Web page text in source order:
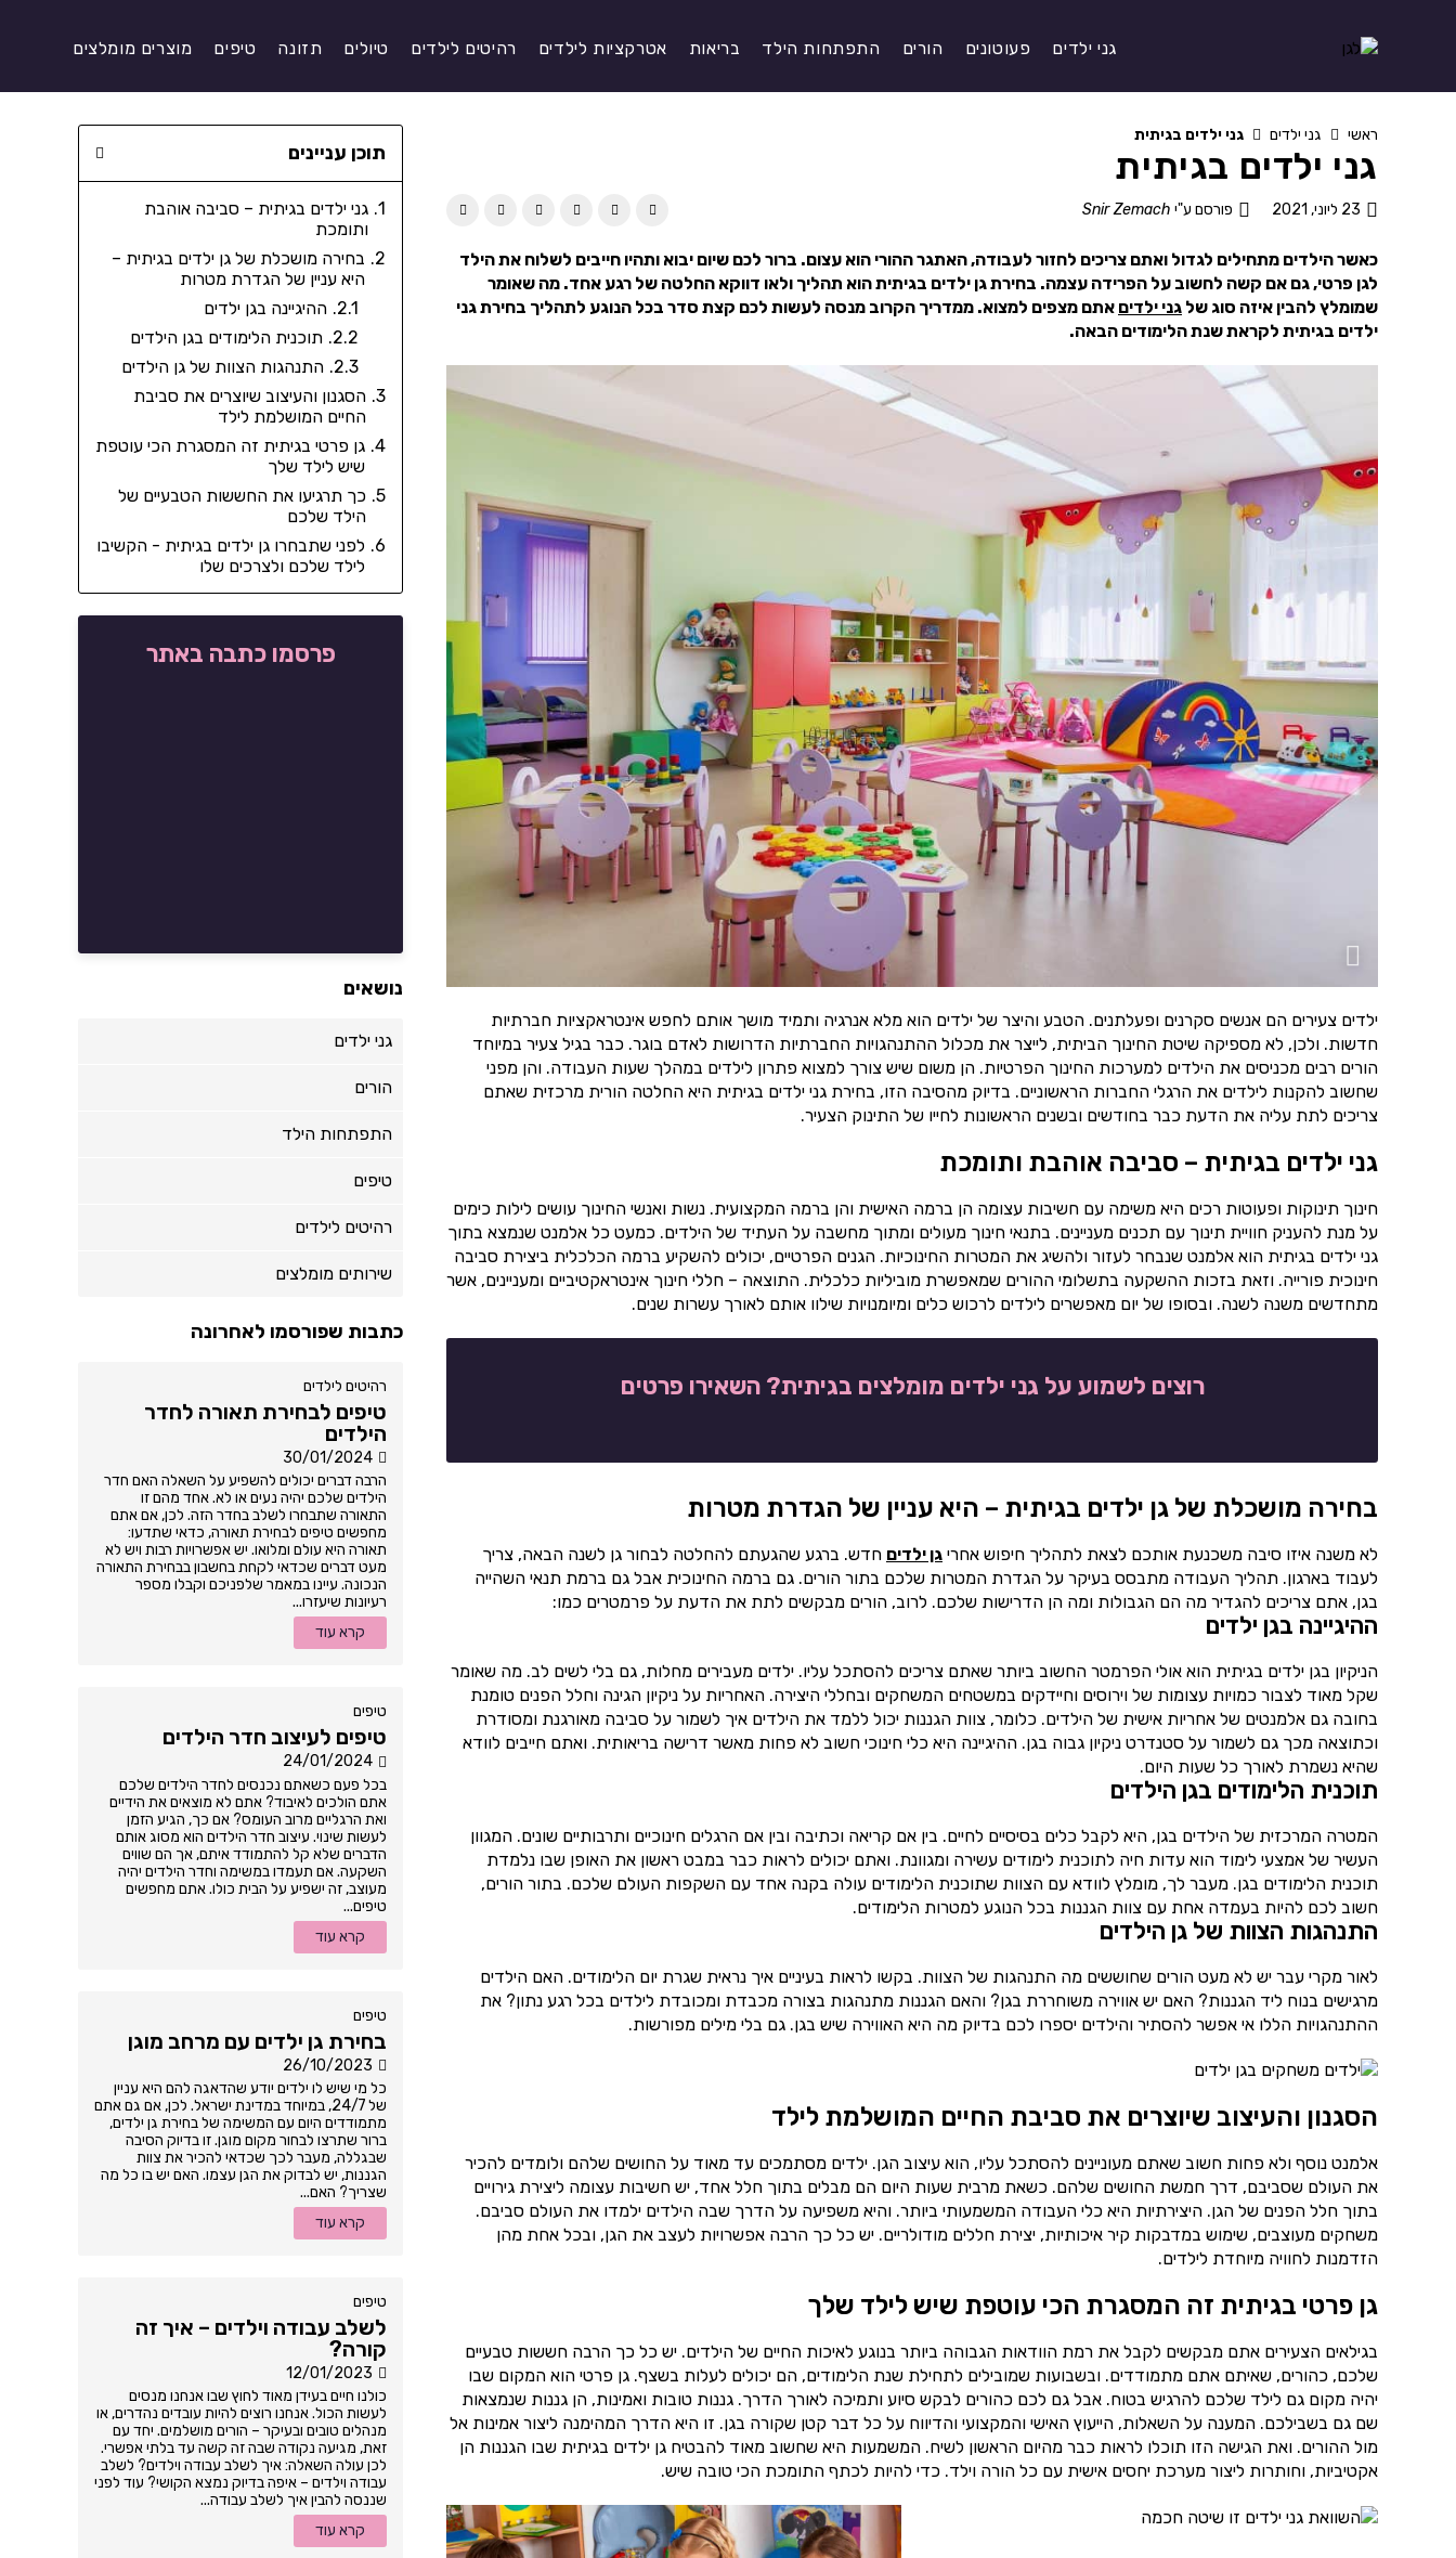
גני ילדים פעוטונים הורים התפתחות הילד בריאות אטרקציות לילדים רהיטים לילדים טיולים תזונה טיפים מוצרים מומלצים
ראשי גני ילדים גני ילדים בגיתית
גני ילדים בגיתית
23 ליוני, 2021 פורסם ע"י Snir Zemach
כאשר הילדים מתחילים לגדול ואתם צריכים לחזור לעבודה, האתגר ההורי הוא עצום. ברור לכם שיום יבוא ותהיו חייבים לשלוח את הילד
לגן פרטי, גם אם קשה לחשוב על הפרידה עצמה. בחירת גן ילדים בגיתית הוא תהליך ולאו דווקא החלטה של רגע אחד. מה שאומר
שמומלץ להבין איזה סוג של גני ילדים אתם מצפים למצוא. ממדריך הקרוב מנסה לעשות לכם קצת סדר בכל הנוגע לתהליך בחירת גני
ילדים בגיתית לקראת שנת הלימודים הבאה.
ילדים צעירים הם אנשים סקרנים ופעלתנים. הטבע והיצר של ילדים הוא מלא אנרגיה ותמיד מושך אותם לחפש אינטראקציות חברתיות
חדשות. ולכן, לא מספיקה שיטת החינוך הביתית, לייצר את מכלול ההתנהגויות החברתיות הדרושות לאדם בוגר. כבר בגיל צעיר במיוחד
הורים רבים מכניסים את הילדים למערכות החינוך הפרטיות. הן משום שיש צורך למצוא פתרון לילדים במהלך שעות העבודה. והן מפני
שחשוב להקנות לילדים את הרגלי החברות הראשוניים. בדיוק מהסיבה הזו, בחירת גני ילדים בגיתית היא החלטה הורית מרכזית שאתם
צריכים לתת עליה את הדעת כבר בחודשים ובשנים הראשונות לחייו של התינוק הצעיר.
גני ילדים בגיתית – סביבה אוהבת ותומכת
חינוך תינוקות ופעוטות רכים היא משימה עם חשיבות עצומה הן ברמה האישית והן ברמה המקצועית. נשות ואנשי החינוך עושים לילות כימים
על מנת להעניק חוויית תינוך עם תכנים מעניינים. בתנאי חינוך מעולים ומתוך מחשבה על העתיד של הילדים. כמעט כל אלמנט שנמצא בתוך
גני ילדים בגיתית הוא אלמנט שנבחר לעזור ולהשיג את המטרות החינוכיות. הגנים הפרטיים, יכולים להשקיע ברמה הכלכלית ביצירת סביבה
חינוכית פורייה. וזאת בזכות ההשקעה בתשלומי ההורים שמאפשרת מוביליות כלכלית. התוצאה – חללי חינוך אינטראקטיביים ומעניינים, אשר
מתחדשים משנה לשנה. ובסופו של יום מאפשרים לילדים לרכוש כלים ומיומנויות שילוו אותם לאורך עשרות שנים.
רוצים לשמוע על גני ילדים מומלצים בגיתית? השאירו פרטים
בחירה מושכלת של גן ילדים בגיתית – היא עניין של הגדרת מטרות
לא משנה איזו סיבה משכנעת אותכם לצאת לתהליך חיפוש אחרי גן ילדים חדש. ברגע שהגעתם להחלטה לבחור גן לשנה הבאה, צריך
לעבוד בארגון. תהליך העבודה מתבסס בעיקר על הגדרת המטרות שלכם בתור הורים. גם ברמה החינוכית אבל גם ברמת תנאי השהייה
בגן, אתם צריכים להגדיר מה הם הגבולות ומה הן הדרישות שלכם. לרוב, הורים מבקשים לתת את הדעת על פרמטרים כמו:
ההיגיינה בגן ילדים
הניקיון בגן ילדים בגיתית הוא אולי הפרמטר החשוב ביותר שאתם צריכים להסתכל עליו. ילדים מעבירים מחלות, גם בלי לשים לב. מה שאומר
שקל מאוד לצבור כמויות עצומות של וירוסים וחיידקים במשטחים המשחקים ובחללי היצירה. האחריות על ניקיון הגינה וחלל הפנים טומנת
בחובה גם אלמנטים של אחריות אישית של הילדים. כלומר, צוות הגננות יכול ללמד את הילדים איך לשמור על סביבה מאורגנת ומסודרת
וכתוצאה מכך גם לשמור על סטנדרט ניקיון גבוה בגן. ההיגיינה היא כלי חינוכי חשוב לא פחות מאשר דרישה בריאותית. ואתם חייבים לוודא
שהיא נשמרת לאורך כל שעות היום.
תוכנית הלימודים בגן הילדים
המטרה המרכזית של הילדים בגן, היא לקבל כלים בסיסיים לחיים. בין אם קריאה וכתיבה ובין אם הרגלים חינוכיים ותרבותיים שונים. המגוון
העשיר של אמצעי לימוד הוא עדות חיה לתוכנית לימודים עשירה ומגוונת. ואתם יכולים לראות כבר במבט ראשון את האופן שבו נלמדת
תוכנית הלימודים בגן. מעבר לך, מומלץ לוודא עם הצוות שתוכנית הלימודים עולה בקנה אחד עם השקפות העולם שלכם. בתור הורים,
חשוב לכם להיות בעמדה אחת עם צוות הגננות בכל הנוגע למטרות הלימודים.
התנהגות הצוות של גן הילדים
לאור מקרי עבר יש לא מעט הורים שחוששים מה התנהגות של הצוות. בקשו לראות בעיניים איך נראית שגרת יום הלימודים. האם הילדים
מרגישים בנוח ליד הגננות? האם יש אווירה משוחררת בגן? והאם הגננות מתנהגות בצורה מכבדת ומכובדת לילדים בכל רגע נתון? את
ההתנהגויות הללו אי אפשר להסתיר והילדים יספרו לכם בדיוק מה היא האווירה שיש בגן. גם בלי מילים מפורשות.
הסגנון והעיצוב שיוצרים את סביבת החיים המושלמת לילד
אלמנט נוסף ולא פחות חשוב שאתם מעוניינים להסתכל עליו, הוא עיצוב הגן. ילדים מסתמכים עד מאוד על החושים שלהם ולומדים להכיר
את העולם שסביבם, דרך חמשת החושים שלהם. כשאת מרבית שעות היום הם מבלים בתוך חלל אחד, יש חשיבות עצומה ליצירת גירויים
בתוך חלל הפנים של הגן. היצירתיות היא כלי העבודה המשמעותי ביותר. והיא משפיעה על הדרך שבה הילדים ילמדו את העולם סביבם.
משחקים מעוצבים, שימוש במדבקות קיר איכותיות, יצירת חללים מודולריים. יש כל כך הרבה אפשרויות לעצב את הגן, ובכל אחת מהן
הזדמנות לחוויה מיוחדת לילדים.
גן פרטי בגיתית זה המסגרת הכי עוטפת שיש לילד שלך
בגילאים הצעירים אתם מבקשים לקבל את רמת הוודאות הגבוהה ביותר בנוגע לאיכות החיים של הילדים. יש כל כך הרבה חששות טבעיים
שלכם, כהורים, שאיתם אתם מתמודדים. ובשבועות שמובילים לתחילת שנת הלימודים, הם יכולים לעלות בשצף. גן פרטי הוא המקום שבו
יהיה מקום גם לילד שלכם להרגיש בטוח. אבל גם לכם כהורים לבקש סיוע ותמיכה לאורך הדרך. גננות טובות ואמינות, הן גננות שנמצאות
שם גם בשבילכם. המענה על השאלות, הייעוץ האישי והמקצועי והדיווח על כל דבר קטן שקורה בגן. זו היא הדרך המהימנה ליצור אמינות אל
מול ההורים. ואת הגישה הזו תוכלו לראות כבר מהיום הראשון לשיח. המשמעות היא שחשוב מאוד להבטיח גן ילדים בגיתית שבו הגננות הן
אקטיביות, וחותרות ליצור מערכת יחסים אישית עם כל הורה וילד. כדי להיות לכתף התומכת הכי טובה שיש.
תוכן עניינים
גני ילדים בגיתית – סביבה אוהבת
ותומכת
בחירה מושכלת של גן ילדים בגיתית –
היא עניין של הגדרת מטרות
ההיגיינה בגן ילדים
תוכנית הלימודים בגן הילדים
התנהגות הצוות של גן הילדים
הסגנון והעיצוב שיוצרים את סביבת
החיים המושלמת לילד
גן פרטי בגיתית זה המסגרת הכי עוטפת
שיש לילד שלך
כך תרגיעו את החששות הטבעיים של
הילד שלכם
לפני שתבחרו גן ילדים בגיתית - הקשיבו
לילד שלכם ולצרכים שלו
פרסמו כתבה באתר
נושאים
גני ילדים
הורים
התפתחות הילד
טיפים
רהיטים לילדים
שירותים מומלצים
כתבות שפורסמו לאחרונה
רהיטים לילדים
טיפים לבחירת תאורה לחדר
הילדים
30/01/2024
הרבה דברים יכולים להשפיע על השאלה האם חדר
הילדים שלכם יהיה נעים או לא. אחד מהם זו
התאורה שתבחרו לשלב בחדר הזה. לכן, אם אתם
מחפשים טיפים לבחירת תאורה, כדאי שתדעו:
תאורה היא עולם ומלואו. יש אפשרויות רבות ויש לא
מעט דברים שכדאי לקחת בחשבון בבחירת התאורה
הנכונה. עיינו במאמר שלפניכם וקבלו מספר
רעיונות שיעזרו...
קרא עוד
טיפים
טיפים לעיצוב חדר הילדים
24/01/2024
בכל פעם כשאתם נכנסים לחדר הילדים שלכם
אתם הולכים לאיבוד? אתם לא מוצאים את הידיים
ואת הרגליים מרוב העומס? אם כך, הגיע הזמן
לעשות שינוי. עיצוב חדר הילדים הוא מסוג אותם
הדברים שלא קל להתמודד איתם, אך הם שווים
השקעה. אם תעמדו במשימה וחדר הילדים יהיה
מעוצב, זה ישפיע על הבית כולו. אתם מחפשים
טיפים...
קרא עוד
טיפים
בחירת גן ילדים עם מרחב מוגן
26/10/2023
כל מי שיש לו ילדים יודע שהדאגה להם היא עניין
של 24/7, במיוחד במדינת ישראל. לכן, אם גם אתם
מתמודדים היום עם המשימה של בחירת גן ילדים,
ברור שתרצו לבחור מקום מוגן. זו בדיוק הסיבה
שבגללה, מעבר לכך שכדאי להכיר את צוות
הגננות, יש לבדוק את הגן עצמו. האם יש בו כל מה
שצריך? האם...
קרא עוד
טיפים
לשלב עבודה וילדים – איך זה
קורה?
12/01/2023
כולנו חיים בעידן מאוד לחוץ שבו אנחנו מנסים
לעשות הכול. אנחנו רוצים להיות עובדים נהדרים, או
מנהלים טובים ובעיקר – הורים מושלמים. יחד עם
זאת, מגיעה נקודה שבה זה קשה עד בלתי אפשרי.
לכן עולה השאלה: איך לשלב עבודה וילדים? לשלב
עבודה וילדים – איפה בדיוק נמצא הקושי? עוד לפני
שננסה להבין איך לשלב עבודה...
קרא עוד